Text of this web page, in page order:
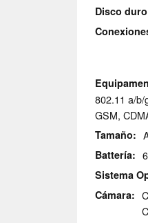
Disco duro
802.11 a/b/
GSM,
Tamaño
Battería
Sistema
Cámara